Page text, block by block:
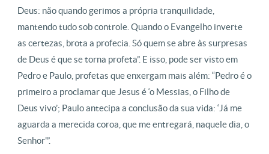
Deus: não quando gerimos a própria tranquilidade,
mantendo tudo sob controle. Quando o Evangelho inverte
as certezas, brota a profecia. Só quem se abre às surpresas
de Deus é que se torna profeta”. E isso, pode ser visto em
Pedro e Paulo, profetas que enxergam mais além: “Pedro é o
primeiro a proclamar que Jesus é ‘o Messias, o Filho de
Deus vivo’; Paulo antecipa a conclusão da sua vida: ‘Já me
aguarda a merecida coroa, que me entregará, naquele dia, o
Senhor'”.